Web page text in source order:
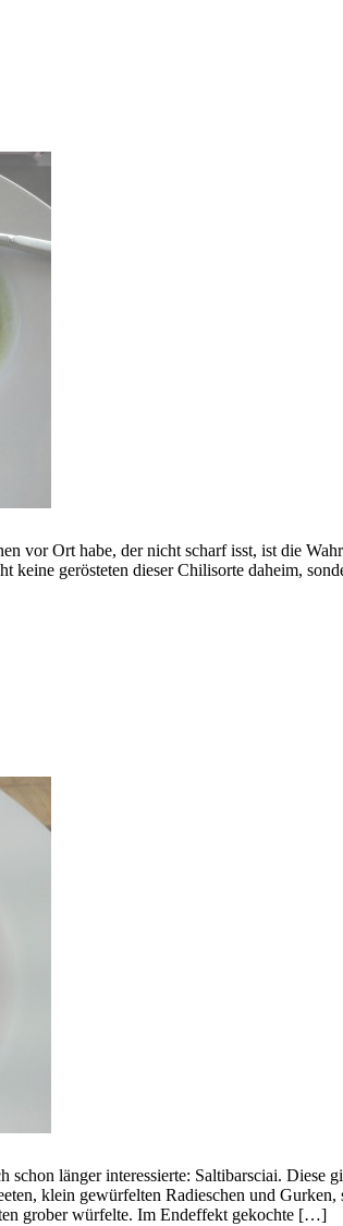
vor Ort habe, der nicht scharf isst, ist die
keine gerösteten dieser Chilisorte daheim,
länger interessierte: Saltibarsciai.
klein gewürfelten Radieschen und
grober würfelte. Im Endeffekt gekochte […]